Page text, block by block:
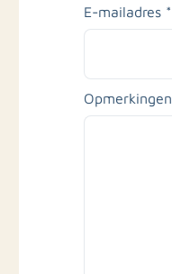
E-mailadres *
Opmerkingen